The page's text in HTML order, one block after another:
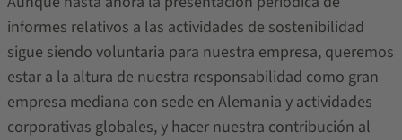
informes relativos a las actividades de sostenibilidad
sigue siendo voluntaria para nuestra empresa, queremos
estar a la altura de nuestra responsabilidad como gran
empresa mediana con sede en Alemania y actividades
corporativas globales, y hacer nuestra contribución al